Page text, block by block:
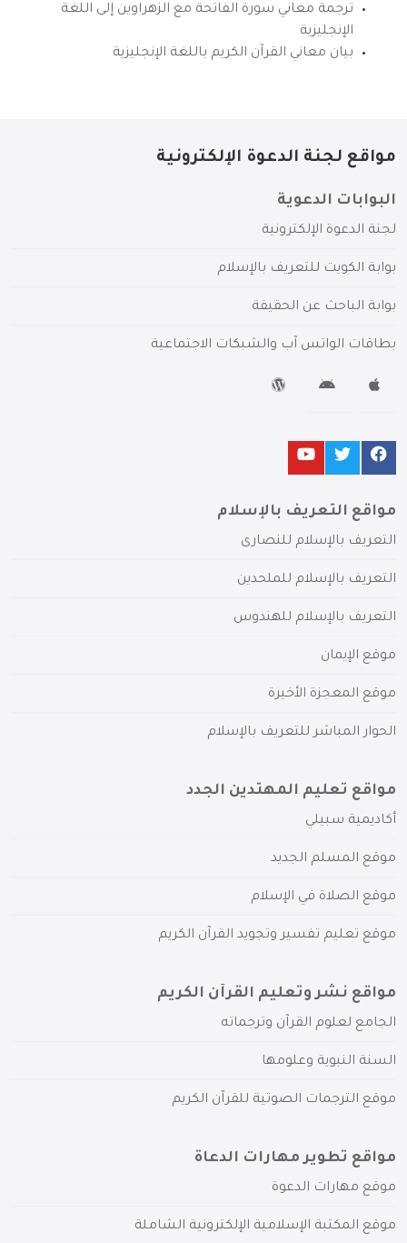
ترجمة معاني سورة الفاتحة مع الزهراوين إلى اللغة
الإنجليزية
بيان معاني القرآن الكريم باللغة الإنجليزية
مواقع لجنة الدعوة الإلكترونية
البوابات الدعوية
لجنة الدعوة الإلكترونية
بوابة الكويت للتعريف بالإسلام
بوابة الباحث عن الحقيقة
بطاقات الواتس آب والشبكات الاجتماعية
مواقع التعريف بالإسلام
التعريف بالإسلام للنصارى
التعريف بالإسلام للملحدين
التعريف بالإسلام للهندوس
موقع الإيمان
موقع المعجزة الأخيرة
الحوار المباشر للتعريف بالإسلام
مواقع تعليم المهتدين الجدد
أكاديمية سبيلي
موقع المسلم الجديد
موقع الصلاة في الإسلام
موقع تعليم تفسير وتجويد القرآن الكريم
مواقع نشر وتعليم القرآن الكريم
الجامع لعلوم القرآن وترجماته
السنة النبوية وعلومها
موقع الترجمات الصوتية للقرآن الكريم
مواقع تطوير مهارات الدعاة
موقع مهارات الدعوة
موقع المكتبة الإسلامية الإلكترونية الشاملة